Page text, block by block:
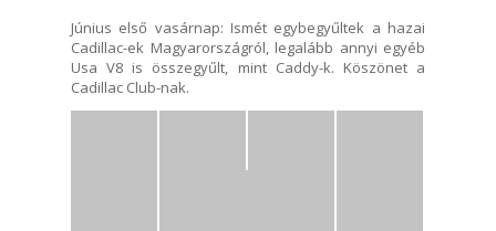
Június első vasárnap: Ismét egybegyűltek a hazai
Cadillac-ek Magyarországról, legalább annyi egyéb
Usa V8 is összegyűlt, mint Caddy-k. Köszönet a
Cadillac Club-nak.